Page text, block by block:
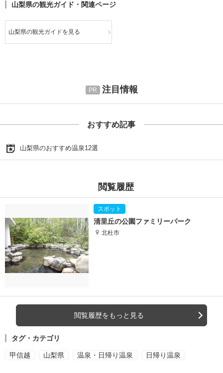
山梨県の観光ガイド・関連ページ
山梨県の観光ガイドを見る
注目情報
おすすめ記事
山梨県のおすすめ温泉12選
閲覧履歴
清里丘の公園ファミリーパーク
北杜市
閲覧履歴をもっと見る
タグ・カテゴリ
甲信越 山梨県 温泉・日帰り温泉 日帰り温泉